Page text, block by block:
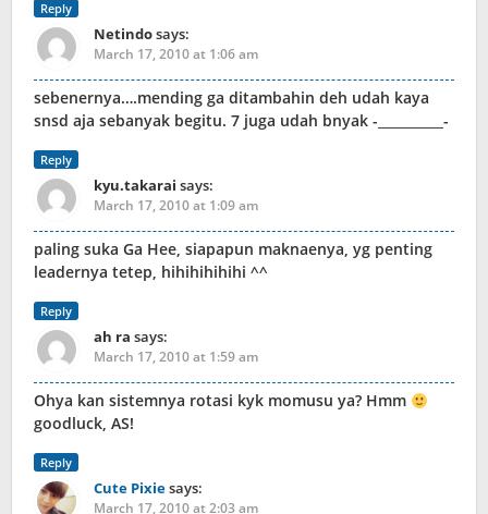
Reply
Netindosays:
March 17, 2010 at 1:06 am
sebenernya….mending ga ditambahin deh udah kaya
snsd aja sebanyak begitu. 7 juga udah bnyak -__________-
Reply
kyu.takarai says:
March 17, 2010 at 1:09 am
paling suka Ga Hee, siapapun maknaenya, yg penting
leadernya tetep, hihihihihihi ^^
Reply
ah ra says:
March 17, 2010 at 1:59 am
Ohya kan sistemnya rotasi kyk momusu ya? Hmm
goodluck, AS!
Reply
Cute Pixiesays:
March 17, 2010 at 2:03 am